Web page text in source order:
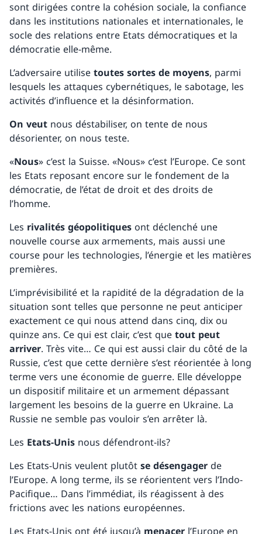
sont dirigées contre la cohésion sociale, la confiance
dans les institutions nationales et internationales, le
socle des relations entre Etats démocratiques et la
démocratie elle-même.
L’adversaire utilise toutes sortes de moyens, parmi
lesquels les attaques cybernétiques, le sabotage, les
activités d’influence et la désinformation.
On veut nous déstabiliser, on tente de nous
désorienter, on nous teste.
«Nous» c’est la Suisse. «Nous» c’est l’Europe. Ce sont
les Etats reposant encore sur le fondement de la
démocratie, de l’état de droit et des droits de
l’homme.
Les rivalités géopolitiques ont déclenché une
nouvelle course aux armements, mais aussi une
course pour les technologies, l’énergie et les matières
premières.
L’imprévisibilité et la rapidité de la dégradation de la
situation sont telles que personne ne peut anticiper
exactement ce qui nous attend dans cinq, dix ou
quinze ans. Ce qui est clair, c’est que tout peut
arriver. Très vite… Ce qui est aussi clair du côté de la
Russie, c’est que cette dernière s’est réorientée à long
terme vers une économie de guerre. Elle développe
un dispositif militaire et un armement dépassant
largement les besoins de la guerre en Ukraine. La
Russie ne semble pas vouloir s’en arrêter là.
Les Etats-Unis nous défendront-ils?
Les Etats-Unis veulent plutôt se désengager de
l’Europe. A long terme, ils se réorientent vers l’Indo-
Pacifique… Dans l’immédiat, ils réagissent à des
frictions avec les nations européennes.
Les Etats-Unis ont été jusqu’à menacer l’Europe en